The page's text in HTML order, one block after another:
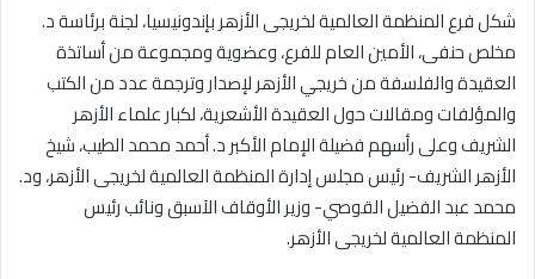
شكل فرع المنظمة العالمية لخريجى الأزهر بإندونيسيا، لجنة برئاسة د.
مخلص حنفى، الأمين العام للفرع، وعضوية ومجموعة من أساتذة
العقيدة والفلسفة من خريجي الأزهر لإصدار وترجمة عدد من الكتب
والمؤلفات ومقالات حول العقيدة الأشعرية، لكبار علماء الأزهر
الشريف وعلى رأسهم فضيلة الإمام الأكبر د. أحمد محمد الطيب، شيخ
الأزهر الشريف- رئيس مجلس إدارة المنظمة العالمية لخريجى الأزهر، ود.
محمد عبد الفضيل القوصي- وزير الأوقاف الآسبق ونائب رئيس
المنظمة العالمية لخريجى الأزهر.